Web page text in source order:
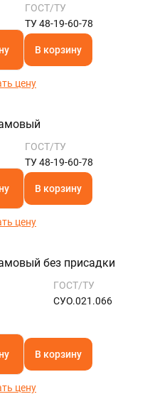
ГОСТ/ТУ
ТУ 48-19-60-78
В корзину
цену
ГОСТ/ТУ
ТУ 48-19-60-78
В корзину
цену
без присадки
ГОСТ/ТУ
СУО.021.066
В корзину
цену